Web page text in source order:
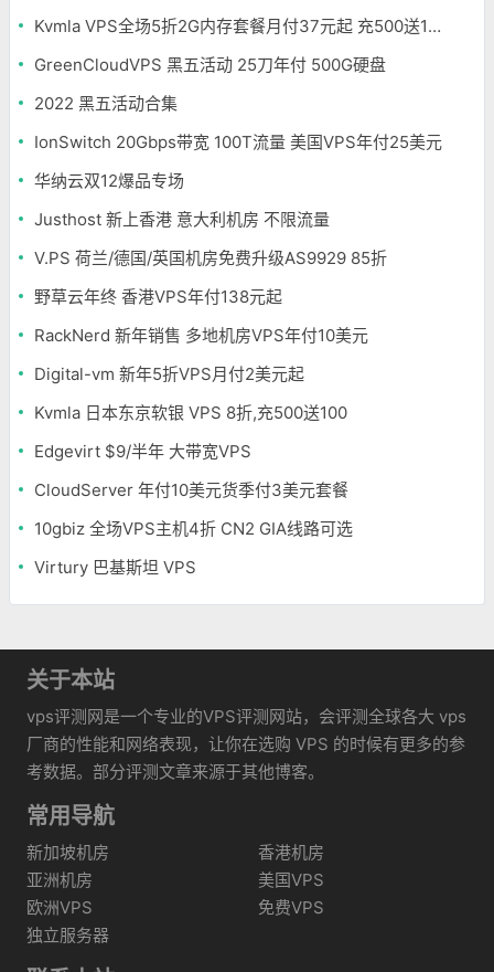
Kvmla VPS全场5折2G内存套餐月付37元起 充500送100元 新加坡/日本独立服务器75折
GreenCloudVPS 黑五活动 25刀年付 500G硬盘
2022 黑五活动合集
IonSwitch 20Gbps带宽 100T流量 美国VPS年付25美元
华纳云双12爆品专场
Justhost 新上香港 意大利机房 不限流量
V.PS 荷兰/德国/英国机房免费升级AS9929 85折
野草云年终 香港VPS年付138元起
RackNerd 新年销售 多地机房VPS年付10美元
Digital-vm 新年5折VPS月付2美元起
Kvmla 日本东京软银 VPS 8折,充500送100
Edgevirt $9/半年 大带宽VPS
CloudServer 年付10美元货季付3美元套餐
10gbiz 全场VPS主机4折 CN2 GIA线路可选
Virtury 巴基斯坦 VPS
关于本站
vps评测网是一个专业的VPS评测网站，会评测全球各大 vps
厂商的性能和网络表现，让你在选购 VPS 的时候有更多的参
考数据。部分评测文章来源于其他博客。
常用导航
新加坡机房
香港机房
亚洲机房
美国VPS
欧洲VPS
免费VPS
独立服务器